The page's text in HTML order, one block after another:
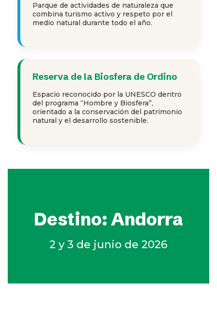
Parque de actividades de naturaleza que
combina turismo activo y respeto por el
medio natural durante todo el año.
Reserva de la Biosfera de Ordino
Espacio reconocido por la UNESCO dentro
del programa “Hombre y Biosfera”,
orientado a la conservación del patrimonio
natural y el desarrollo sostenible.
Destino: Andorra
2 y 3 de junio de 2026